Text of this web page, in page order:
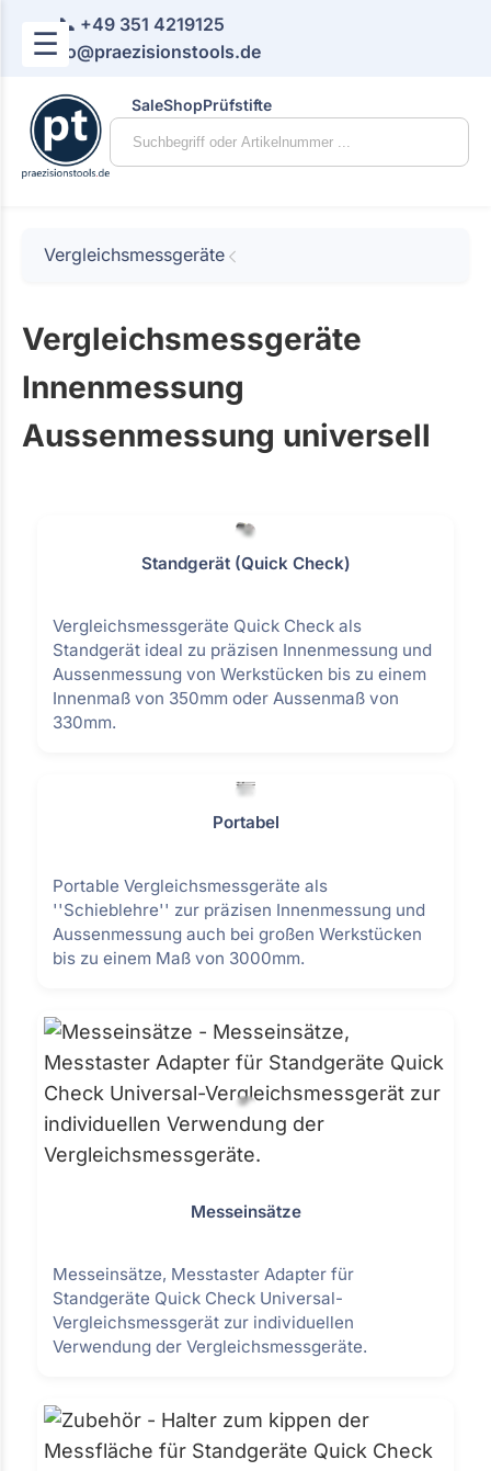
☰
📞 +49 351 4219125
📧 info@praezisionstools.de
SaleShopPrüfstifte
Vergleichsmessgeräte
Vergleichsmessgeräte
Innenmessung
Aussenmessung universell
Standgerät (Quick Check)
Vergleichsmessgeräte Quick Check als
Standgerät ideal zu präzisen Innenmessung und
Aussenmessung von Werkstücken bis zu einem
Innenmaß von 350mm oder Aussenmaß von
330mm.
Portabel
Portable Vergleichsmessgeräte als
''Schieblehre'' zur präzisen Innenmessung und
Aussenmessung auch bei großen Werkstücken
bis zu einem Maß von 3000mm.
Messeinsätze
Messeinsätze, Messtaster Adapter für
Standgeräte Quick Check Universal-
Vergleichsmessgerät zur individuellen
Verwendung der Vergleichsmessgeräte.